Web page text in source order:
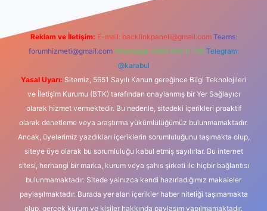
Reklam ve İletişim: E-mail: backlinkpaneli@gmail.com Teams:
forumhizmeti@gmail.com Whatsapp: 0262 606 0 726 Telegram:
@karabul
Yasal Uyarı: Sitemiz, 5651 Sayılı Kanun gereğince Bilgi Teknolojileri
ve İletişim Kurumu (BTK) tarafından onaylanmış bir Yer Sağlayıcı
olarak hizmet vermektedir. Bu nedenle, sitedeki içerikleri proaktif
olarak denetleme veya araştırma yükümlülüğümüz bulunmamaktadır.
Ancak, üyelerimiz yazdıkları içeriklerin sorumluluğunu taşımakta olup,
siteye üye olarak bu sorumluluğu kabul etmiş sayılırlar. Bu internet
sitesi, herhangi bir marka, kurum veya şahıs şirketi ile hiçbir bağlantısı
bulunmamaktadır. Sitede yalnızca kendi hazırladığımız makaleler
paylaşılmaktadır. Burada yer alan içerikler haber niteliği taşımamakta
olup, gerçek kurum ve kişiler hakkında paylaşım yapılmamaktadır.